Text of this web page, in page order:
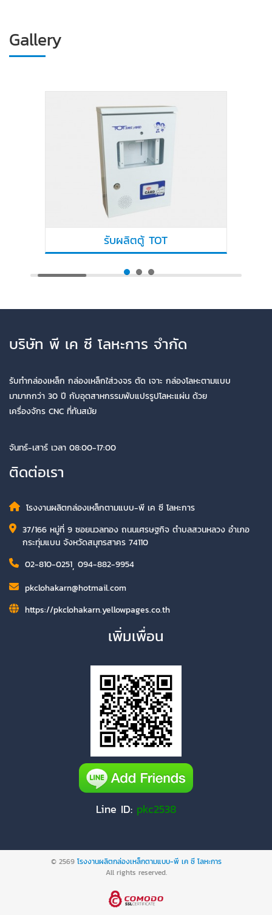
Gallery
รับผลิตตู้ TOT
บริษัท พี เค ซี โลหะการ จำกัด
รับทำกล่องเหล็ก กล่องเหล็กใส่วงจร ตัด เจาะ กล่องโลหะตามแบบ
มามากกว่า 30 ปี กับอุตสาหกรรมพับแปรรูปโลหะแผ่น ด้วย
เครื่องจักร CNC ที่ทันสมัย
จันทร์-เสาร์ เวลา 08:00-17:00
ติดต่อเรา
โรงงานผลิตกล่องเหล็กตามแบบ-พี เค ซี โลหะการ
37/166 หมู่ที่ 9 ซอยนวลทอง ถนนเศรษฐกิจ ตำบลสวนหลวง อำเภอ
กระทุ่มแบน จังหวัดสมุทรสาคร 74110
02-810-0251, 094-882-9954
pkclohakarn@hotmail.com
https://pkclohakarn.yellowpages.co.th
เพิ่มเพื่อน
Line ID: pkc2538
© 2569 โรงงานผลิตกล่องเหล็กตามแบบ-พี เค ซี โลหะการ
All rights reserved.